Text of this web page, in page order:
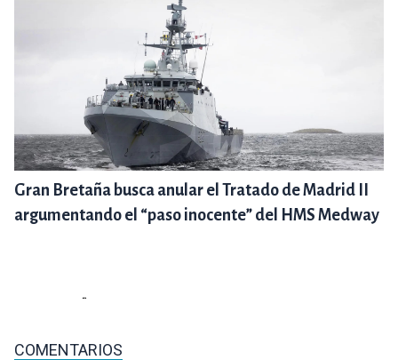
Gran Bretaña busca anular el Tratado de Madrid II
argumentando el “paso inocente” del HMS Medway
COMENTARIOS